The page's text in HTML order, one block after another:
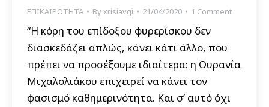
ΕΠΙΚΑΙΡΟΤΗΤΑ Byxrisiavgi 21/04/2020 1 Comment
“Η κόρη του επίδοξου φυρερίσκου δεν
διασκεδάζει απλώς, κάνει κάτι άλλο, που
πρέπει να προσέξουμε ιδιαίτερα: η Ουρανία
Μιχαλολιάκου επιχειρεί να κάνει τον
φασισμό καθημερινότητα. Και σ’ αυτό όχι